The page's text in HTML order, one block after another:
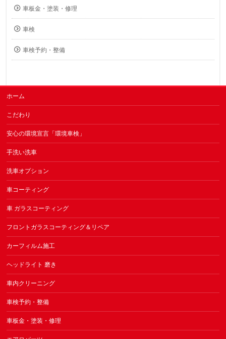
車板金・塗装・修理
車検
車検予約・整備
ホーム
こだわり
安心の環境宣言「環境車検」
手洗い洗車
洗車オプション
車コーティング
車 ガラスコーティング
フロントガラスコーティング＆リペア
カーフィルム施工
ヘッドライト 磨き
車内クリーニング
車検予約・整備
車板金・塗装・修理